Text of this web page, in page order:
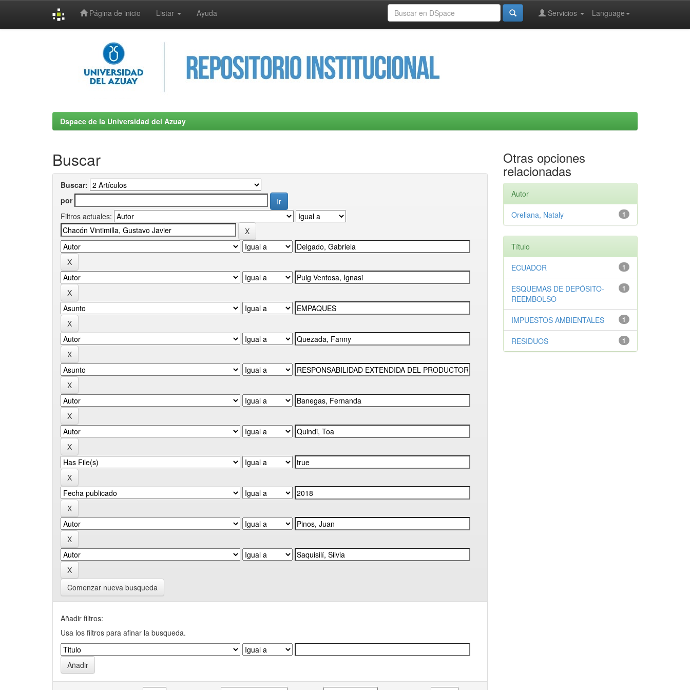
Página de inicio Listar Ayuda Language
Servicios
Dspace de la Universidad del Azuay
Buscar
Buscar:
por
Filtros actuales:
Comenzar nueva busqueda
Añadir filtros:
Usa los filtros para afinar la busqueda.
Otras opciones
relacionadas
Autor
1
Orellana, Nataly
Título
1
ECUADOR
1
ESQUEMAS DE DEPÓSITO-
REEMBOLSO
1
IMPUESTOS AMBIENTALES
1
RESIDUOS